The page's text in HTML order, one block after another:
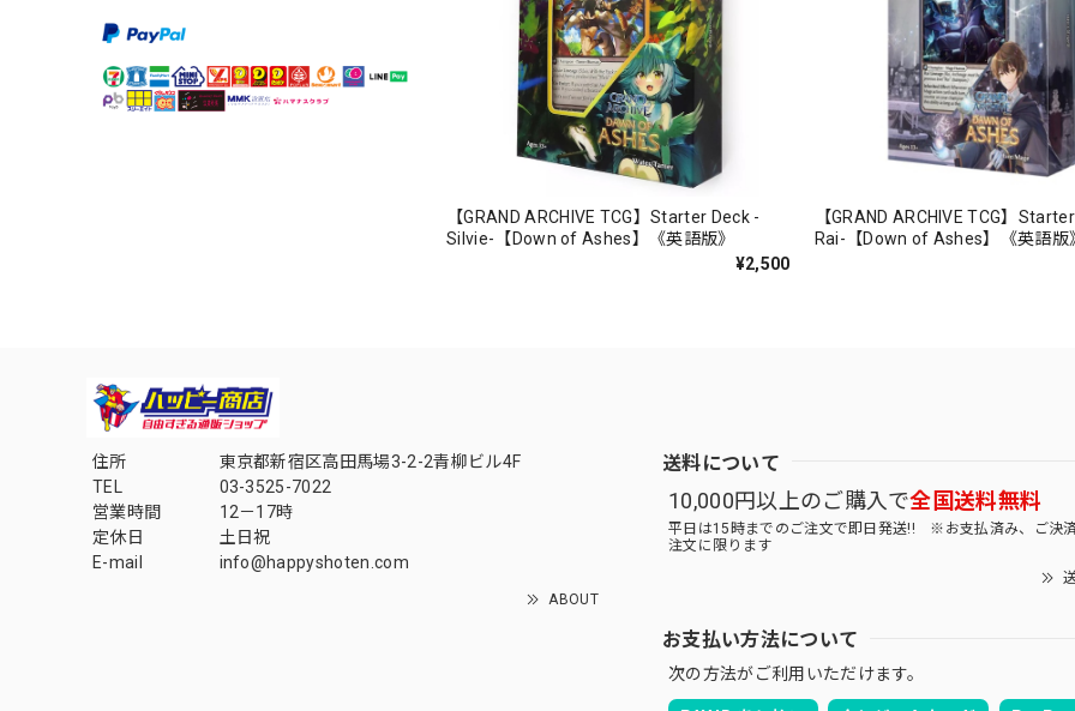
【GRAND ARCHIVE TCG】Starter Deck -
Silvie-【Down of Ashes】《英語版》
¥2,500
【GRAND ARCHIVE TCG】
Rai-【Down of Ashes】《英語版
住所
東京都新宿区高田馬場3-2-2青柳ビル4F
TEL
03-3525-7022
営業時間
12－17時
定休日
土日祝
E-mail
info@happyshoten.com
ABOUT
送料について
10,000円以上のご購入で全国送料無料
平日は15時までのご注文で即日発送!! ※お支払済み、ご決
注文に限ります
お支払い方法について
次の方法がご利用いただけます。